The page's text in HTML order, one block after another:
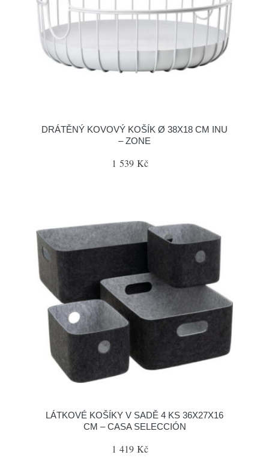
DRÁTĚNÝ KOVOVÝ KOŠÍK Ø 38X18 CM INU
– ZONE
1 539 Kč
LÁTKOVÉ KOŠÍKY V SADĚ 4 KS 36X27X16
CM – CASA SELECCIÓN
1 419 Kč